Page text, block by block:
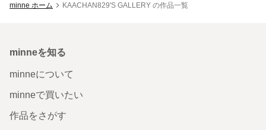
minne ホーム KAACHAN829'S GALLERY の作品一覧
minneを知る
minneについて
minneで買いたい
作品をさがす